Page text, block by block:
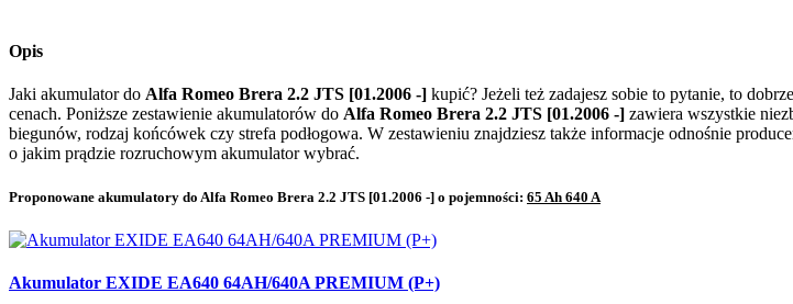
Opis
Jaki akumulator do Alfa Romeo Brera 2.2 JTS [01.2006 -] kupić? Jeżeli też zadajesz sobie to pytanie, to
cenach. Poniższe zestawienie akumulatorów do Alfa Romeo Brera 2.2 JTS [01.2006 -] zawiera wszystkie
biegunów, rodzaj końcówek czy strefa podłogowa. W zestawieniu znajdziesz także informacje odnośnie
o jakim prądzie rozruchowym akumulator wybrać.
Proponowane akumulatory do Alfa Romeo Brera 2.2 JTS [01.2006 -] o pojemności: 65 Ah 640 A
Akumulator EXIDE EA640 64AH/640A PREMIUM (P+)